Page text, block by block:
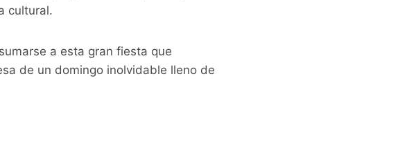
cultural.
a esta gran fiesta que
de un domingo inolvidable lleno de